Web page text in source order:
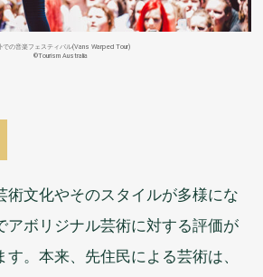
での音楽フェスティバル(Vans Warped Tour)
©Tourism Australia
術文化やそのスタイルが多様にな
アボリジナル芸術に対する評価が
す。本来、 先住民による芸術は、